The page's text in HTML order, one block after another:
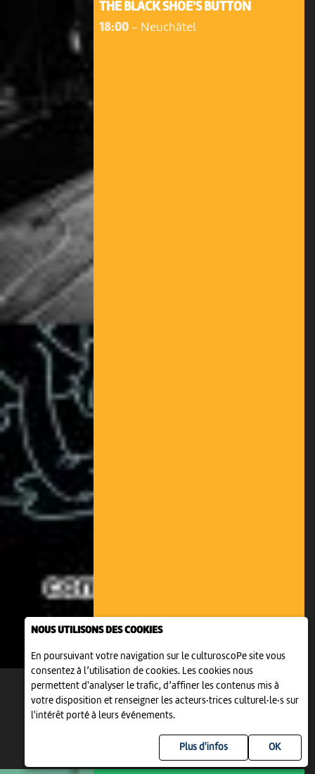
NOUS UTILISONS DES COOKIES
En poursuivant votre navigation sur le culturoscoPe site vous
consentez à l’utilisation de cookies. Les cookies nous
permettent d'analyser le trafic, d’affiner les contenus mis à
votre disposition et renseigner les acteurs·trices culturel·le·s sur
l'intérêt porté à leurs événements.
Plus d'infos
THE BLACK SHOE'S BUTTON
18:00- Neuchâtel